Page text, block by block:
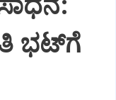
ಭಟ್‌ಗೆ